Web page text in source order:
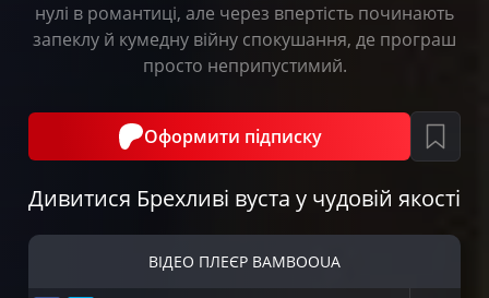
нулі в романтиці, але через впертість починають
запеклу й кумедну війну спокушання, де програш
просто неприпустимий.
Оформити підписку
Дивитися Брехливі вуста у чудовій якості
ВІДЕО ПЛЕЄР BAMBOOUA